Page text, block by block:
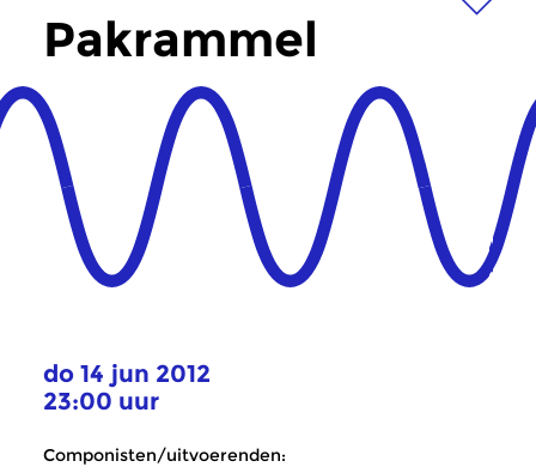
Pakrammel
do 14 jun 2012
23:00 uur
Componisten/uitvoerenden: